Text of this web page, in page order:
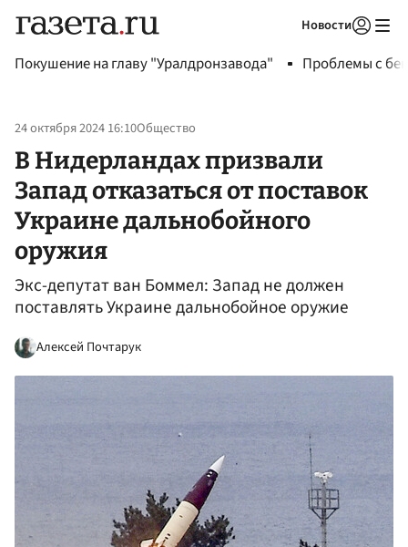
Новости
Покушение на главу "Уралдронзавода" Проблемы с
24 октября 2024 16:10Общество
В Нидерландах призвали
Запад отказаться от поставок
Украине дальнобойного
оружия
Экс-депутат ван Боммел: Запад не должен
поставлять Украине дальнобойное оружие
Алексей Почтарук